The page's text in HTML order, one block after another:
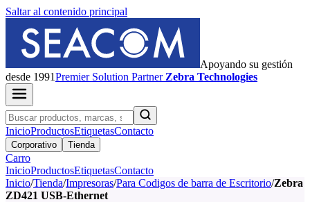
Saltar al contenido principal
Apoyando su gestión
desde 1991PremierSolution Partner Zebra Technologies
InicioProductosEtiquetasContacto
Corporativo Tienda
Carro
InicioProductosEtiquetasContacto
Inicio/Tienda/Impresoras/Para Codigos de barra de Escritorio/Zebra
ZD421 USB-Ethernet